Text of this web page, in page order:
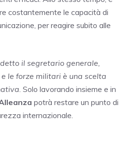
costantemente le capacità di
per reagire subito alle
il segretario generale,
le forze militari è una scelta
. Solo lavorando insieme e in
potrà restare un punto di
internazionale.